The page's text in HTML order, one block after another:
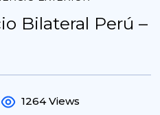
Bilateral Perú –
1264 Views